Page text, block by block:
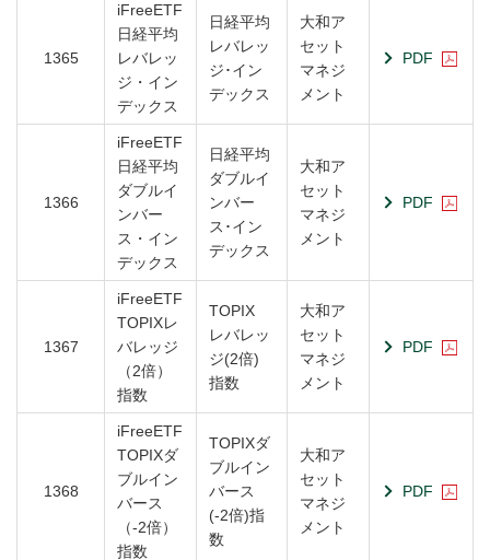
1365
iFreeETF
日経平均
レバレッ
ジ・イン
デックス
日経平均
レバレッ
ジ･イン
デックス
大和ア
セット
マネジ
メント
PDF
1366
iFreeETF
日経平均
ダブルイ
ンバー
ス・イン
デックス
日経平均
ダブルイ
ンバー
ス･イン
デックス
大和ア
セット
マネジ
メント
PDF
1367
iFreeETF
TOPIXレ
バレッジ
（2倍）
指数
TOPIX
レバレッ
ジ(2倍)
指数
大和ア
セット
マネジ
メント
PDF
1368
iFreeETF
TOPIXダ
ブルイン
バース
（-2倍）
指数
TOPIXダ
ブルイン
バース
(-2倍)指
数
大和ア
セット
マネジ
メント
PDF